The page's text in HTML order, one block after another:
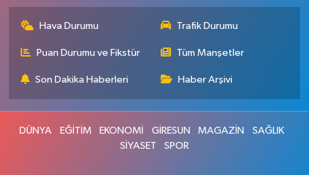
Hava Durumu Trafik Durumu
Puan Durumu ve Fikstür Tüm Manşetler
Son Dakika Haberleri Haber Arşivi
DÜNYA EĞİTİM EKONOMİ GİRESUN MAGAZİN
SAĞLIK
SİYASET
SPOR